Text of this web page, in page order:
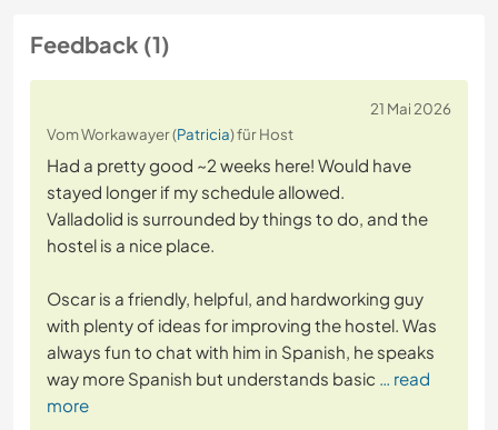
Feedback (1)
21 Mai 2026
Vom Workawayer (Patricia) für Host
Had a pretty good ~2 weeks here! Would have
stayed longer if my schedule allowed.
Valladolid is surrounded by things to do, and the
hostel is a nice place.
Oscar is a friendly, helpful, and hardworking guy
with plenty of ideas for improving the hostel. Was
always fun to chat with him in Spanish, he speaks
way more Spanish but understands basic … read
more